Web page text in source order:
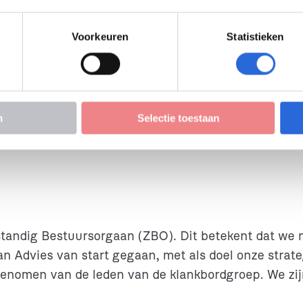
Voorkeuren Statistieken
Selectie toestaan
Bestuursorgaan (ZBO). Dit betekent dat
Advies van start gegaan, met als doel onze
van de leden van de klankbordgroep. We